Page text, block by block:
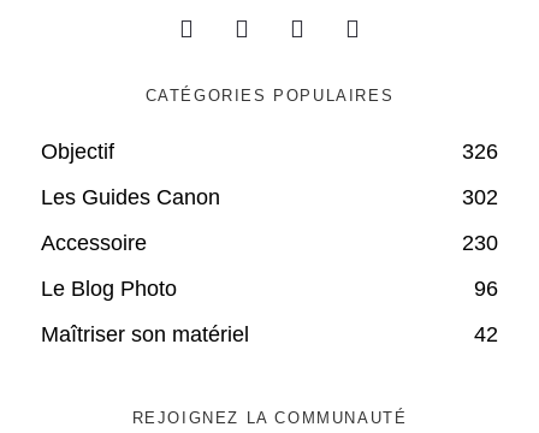
CATÉGORIES POPULAIRES
Objectif
326
Les Guides Canon
302
Accessoire
230
Le Blog Photo
96
Maîtriser son matériel
42
REJOIGNEZ LA COMMUNAUTÉ